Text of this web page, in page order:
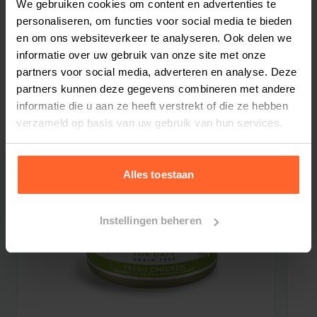
We gebruiken cookies om content en advertenties te
personaliseren, om functies voor social media te bieden
en om ons websiteverkeer te analyseren. Ook delen we
informatie over uw gebruik van onze site met onze
partners voor social media, adverteren en analyse. Deze
partners kunnen deze gegevens combineren met andere
informatie die u aan ze heeft verstrekt of die ze hebben
verzameld op basis van uw gebruik van hun services.
Alles toestaan
Instellingen beheren
### ZOETE AARDAPPEL
Een hoogverteerbare pmium bron van energie
met langzame afgifte, rijk aan antioxidanten en
een uitstekende bron van oplosbare vezels.
### ZEEWIER
Biedt een natuurlijke en waardevolle bron van
mineralen die jodium bevatten ter
ondersteuning van de schildklierfunctie en het
### GOUDSBLOEM, CRANBERRY EN KAMILLE
Goudsbloem stimuleert de productie van witte
bloedcellen en versterkt het immuunsysteem.
Bestelherinnering instellen
Gerelateerde producten